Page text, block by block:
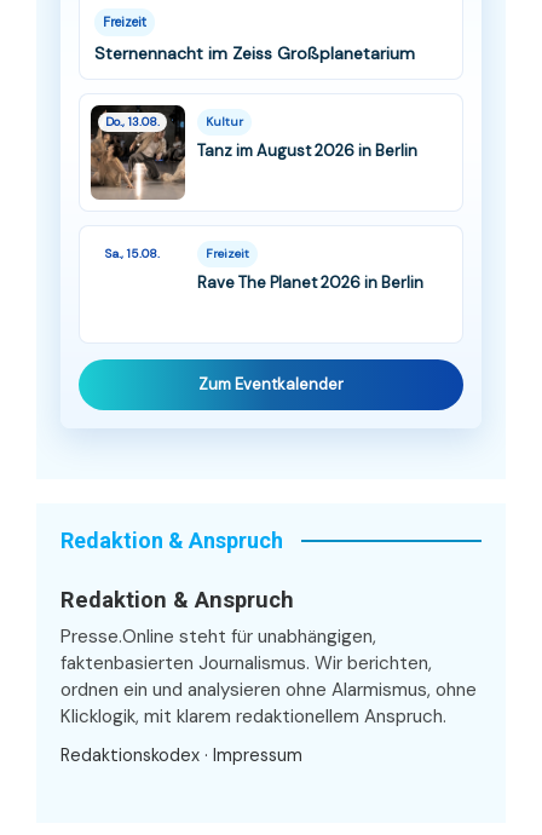
Freizeit
Sternennacht im Zeiss Großplanetarium
Do., 13.08. Kultur
Tanz im August 2026 in Berlin
Sa., 15.08. Freizeit
Rave The Planet 2026 in Berlin
Zum Eventkalender
Redaktion & Anspruch
Redaktion & Anspruch
Presse.Online steht für unabhängigen,
faktenbasierten Journalismus. Wir berichten,
ordnen ein und analysieren ohne Alarmismus, ohne
Klicklogik, mit klarem redaktionellem Anspruch.
Redaktionskodex · Impressum